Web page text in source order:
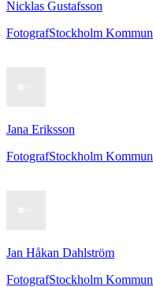
Nicklas Gustafsson
FotografStockholm Kommun
Jana Eriksson
FotografStockholm Kommun
Jan Håkan Dahlström
FotografStockholm Kommun